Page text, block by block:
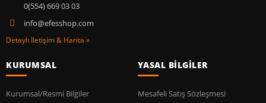
0(554) 669 03 03
info@efesshop.com
Detaylı İletişim & Harita »
KURUMSAL
Kurumsal/Resmi Bilgiler
YASAL BİLGİLER
Mesafeli Satış Sözleşmesi